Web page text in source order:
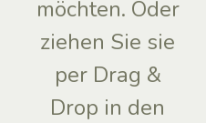
möchten. Oder
ziehen Sie sie
per Drag &
Drop in den